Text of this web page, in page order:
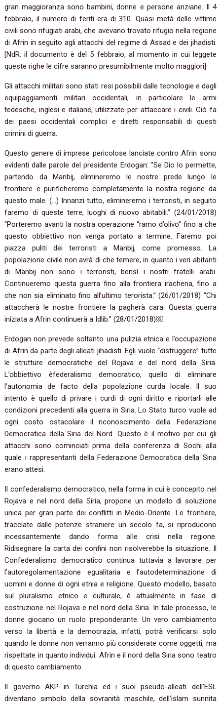
gran maggioranza sono bambini, donne e persone anziane. Il 4
febbraio, il numero di feriti era di 310. Quasi metà delle vittime
civili sono rifugiati arabi, che avevano trovato rifugio nella regione
di Afrin in seguito agli attacchi del regime di Assad e dei jihadisti.
[NdR: il documento è del 5 febbraio, al momento in cui leggete
queste righe le cifre saranno presumibilmente molto maggiori]
Gli attacchi militari sono stati resi possibili dalle tecnologie e dagli
equipaggiamenti militari occidentali, in particolare le armi
tedesche, inglesi e italiane, utilizzate per attaccare i civili. Ciò fa
dei paesi occidentali complici e diretti responsabili di questi
crimini di guerra.
Questo genere di imprese pericolose lanciate contro Afrin sono
evidenti dalle parole del presidente Erdogan: “Se Dio lo permette,
partendo da Manbij, elimineremo le nostre prede lungo le
frontiere e purificheremo completamente la nostra regione da
questo male. (…) Innanzi tutto, elimineremo i terroristi, in seguito
faremo di queste terre, luoghi di nuovo abitabili.” (24/01/2018)
“Porteremo avanti la nostra operazione “ramo d’olivo” fino a che
questo obbiettivo non venga portato a termine. Faremo poi
piazza puliti dei terroristi a Manbij, come promesso. La
popolazione civile non avrà di che temere, in quanto i veri abitanti
di Manbij non sono i terroristi, bensì i nostri fratelli arabi.
Continueremo questa guerra fino alla frontiera irachena, fino a
che non sia eliminato fino all’ultimo terorista.” (26/01/2018) “Chi
attaccherà le nostre frontiere la pagherà cara. Questa guerra
iniziata a Afrin continuerà a Idlib.” (28/01/2018)￼
Erdogan non prevede soltanto una pulizia etnica e l’occupazione
di Afrin da parte degli alleati jihadisti. Egli vuole “distruggere” tutte
le strutture democratiche del Rojava e del nord della Siria.
L’obbiettivo èfederalismo democratico, quello di eliminare
l’autonomia de facto della popolazione curda locale. Il suo
intento è quello di privare i curdi di ogni diritto e riportarli alle
condizioni precedenti alla guerra in Siria. Lo Stato turco vuole ad
ogni costo ostacolare il riconoscimento della Federazione
Democratica della Siria del Nord. Questo è il motivo per cui gli
attacchi sono cominciati prima della conferenza di Sochi alla
quale i rappresentanti della Federazione Democratica della Siria
erano attesi.
Il confederalismo democratico, nella forma in cui è concepito nel
Rojava e nel nord della Siria, propone un modello di soluzione
unica per gran parte dei conflitti in Medio-Oriente. Le frontiere,
tracciate dalle potenze straniere un secolo fa, si riproducono
incessantemente dando forma alle crisi nella regione.
Ridisegnare la carta dei confini non risolverebbe la situazione. Il
Confederalismo democratico continua tuttavia a lavorare per
l’autoregolamentazione egualitaria e l’autodeterminazione di
uomini e donne di ogni etnia e religione. Questo modello, basato
sul pluralismo etnico e culturale, è attualmente in fase di
costruzione nel Rojava e nel nord della Siria. In tale processo, le
donne giocano un ruolo preponderante. Un vero cambiamento
verso la libertà e la democrazia, infatti, potrà verificarsi solo
quando le donne non verranno più considerate come oggetti, ma
rispettate in quanto individui. Afrin e il nord della Siria sono teatro
di questo cambiamento.
Il governo AKP in Turchia ed i suoi pseudo-alleati dell’ESL
diventano simbolo della sovranità maschile, dell’islam sunnita